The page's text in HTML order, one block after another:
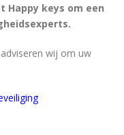
keys om een
wij om uw